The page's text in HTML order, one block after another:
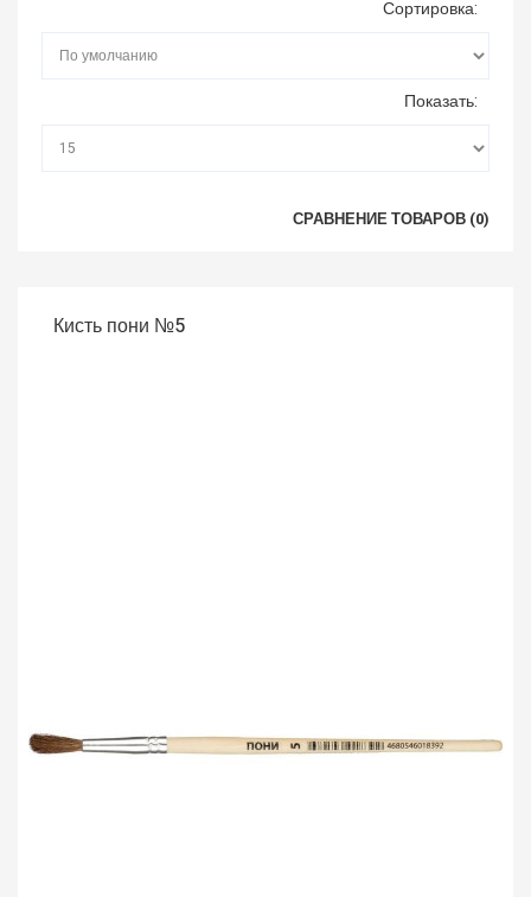
Сортировка:
Показать:
СРАВНЕНИЕ ТОВАРОВ (0)
Кисть пони №5